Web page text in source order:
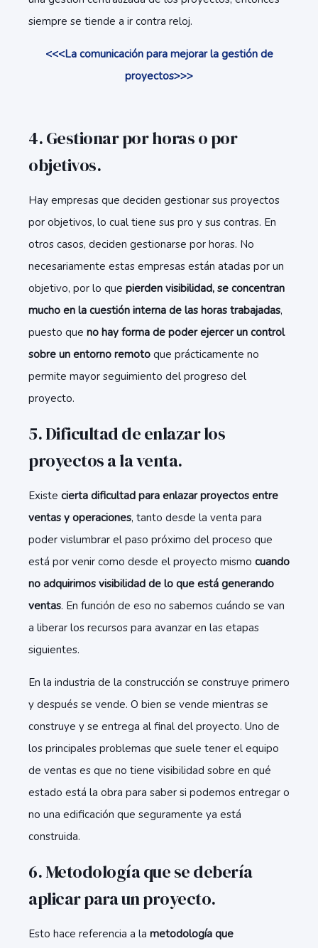
siempre se tiende a ir contra reloj.
<<<La comunicación para mejorar la gestión de
proyectos>>>
4. Gestionar por horas o por
objetivos.
Hay empresas que deciden gestionar sus proyectos
por objetivos, lo cual tiene sus pro y sus contras. En
otros casos, deciden gestionarse por horas. No
necesariamente estas empresas están atadas por un
objetivo, por lo que pierden visibilidad, se concentran
mucho en la cuestión interna de las horas trabajadas,
puesto que no hay forma de poder ejercer un control
sobre un entorno remoto que prácticamente no
permite mayor seguimiento del progreso del
proyecto.
5. Dificultad de enlazar los
proyectos a la venta.
Existe cierta dificultad para enlazar proyectos entre
ventas y operaciones, tanto desde la venta para
poder vislumbrar el paso próximo del proceso que
está por venir como desde el proyecto mismo cuando
no adquirimos visibilidad de lo que está generando
ventas. En función de eso no sabemos cuándo se van
a liberar los recursos para avanzar en las etapas
siguientes.
En la industria de la construcción se construye primero
y después se vende. O bien se vende mientras se
construye y se entrega al final del proyecto. Uno de
los principales problemas que suele tener el equipo
de ventas es que no tiene visibilidad sobre en qué
estado está la obra para saber si podemos entregar o
no una edificación que seguramente ya está
construida.
6. Metodología que se debería
aplicar para un proyecto.
Esto hace referencia a la metodología que